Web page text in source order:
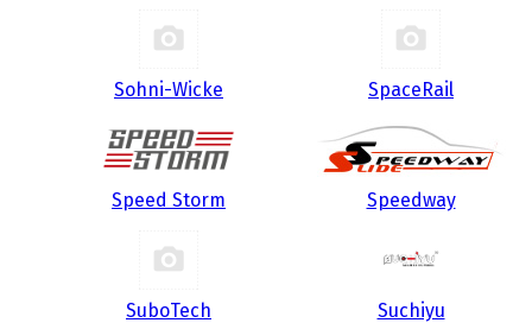
Sohni-Wicke SpaceRail
Speed Storm Speedway
SuboTech Suchiyu